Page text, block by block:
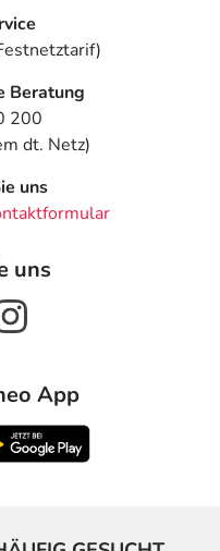
Beratung
200
dt. Netz)
uns
uns
App